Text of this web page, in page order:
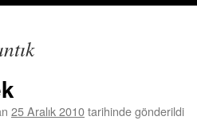
25 Aralık 2010tarihinde gönderildi